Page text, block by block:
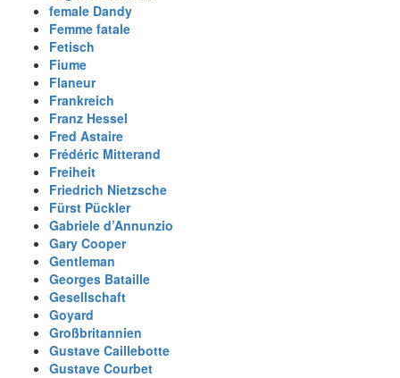
female Dandy
Femme fatale
Fetisch
Fiume
Flaneur
Frankreich
Franz Hessel
Fred Astaire
Frédéric Mitterand
Freiheit
Friedrich Nietzsche
Fürst Pückler
Gabriele d’Annunzio
Gary Cooper
Gentleman
Georges Bataille
Gesellschaft
Goyard
Großbritannien
Gustave Caillebotte
Gustave Courbet